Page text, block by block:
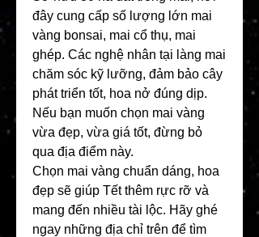
đây cung cấp số lượng lớn mai
vàng bonsai, mai cổ thụ, mai
ghép. Các nghệ nhân tại làng mai
chăm sóc kỹ lưỡng, đảm bảo cây
phát triển tốt, hoa nở đúng dịp.
Nếu bạn muốn chọn mai vàng
vừa đẹp, vừa giá tốt, đừng bỏ
qua địa điểm này.
Chọn mai vàng chuẩn dáng, hoa
đẹp sẽ giúp Tết thêm rực rỡ và
mang đến nhiều tài lộc. Hãy ghé
ngay những địa chỉ trên để tìm